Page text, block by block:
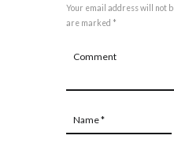
Your email address will not
are marked *